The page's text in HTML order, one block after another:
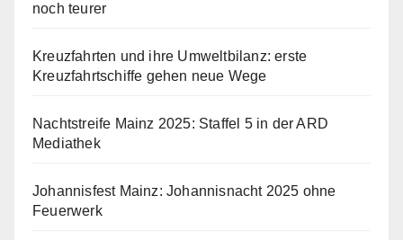
noch teurer
Kreuzfahrten und ihre Umweltbilanz: erste
Kreuzfahrtschiffe gehen neue Wege
Nachtstreife Mainz 2025: Staffel 5 in der ARD
Mediathek
Johannisfest Mainz: Johannisnacht 2025 ohne
Feuerwerk